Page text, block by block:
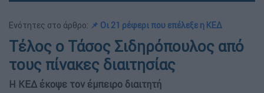
Ενότητες στο άρθρο: 📌 Οι 21 ρέφερι που επέλεξε η ΚΕΔ
Τέλος ο Τάσος Σιδηρόπουλος από
τους πίνακες διαιτησίας
Η ΚΕΔ έκοψε τον έμπειρο διαιτητή